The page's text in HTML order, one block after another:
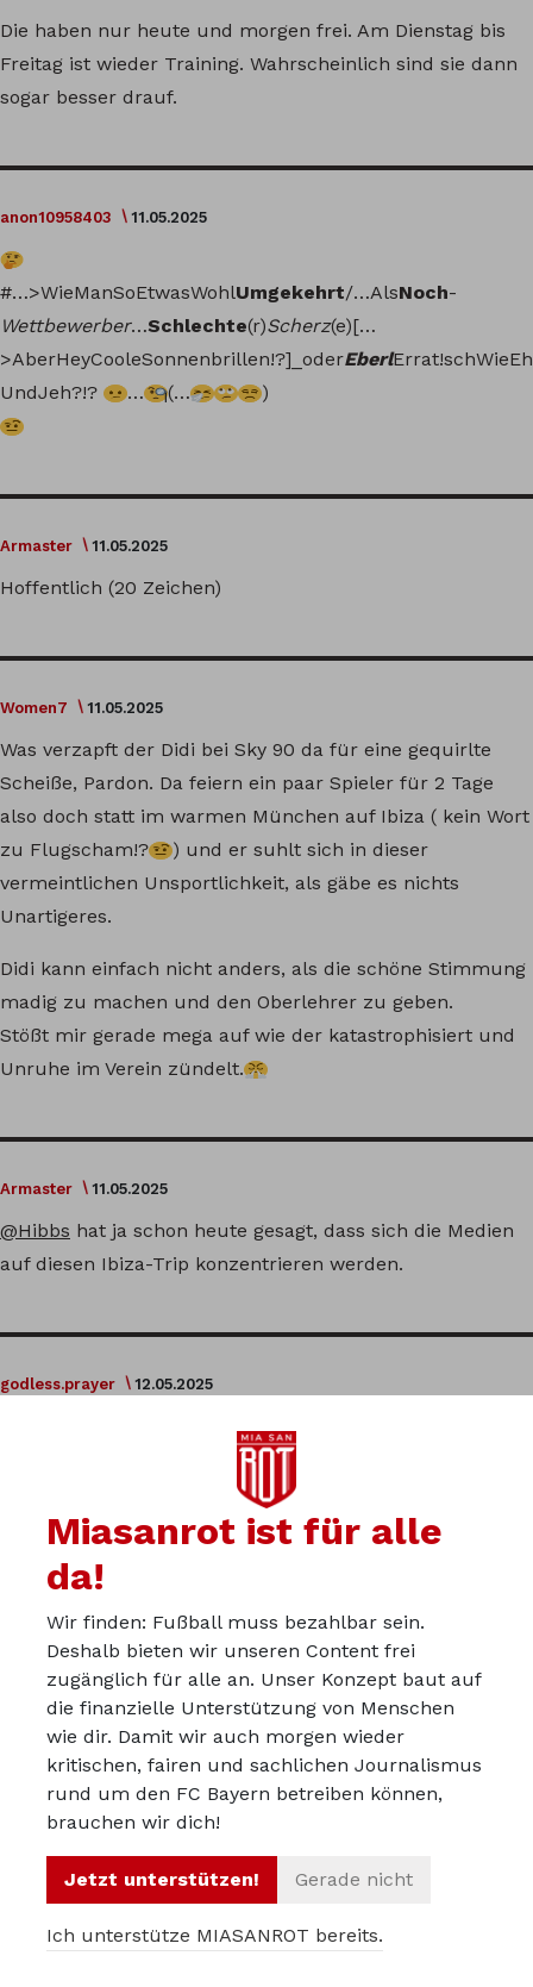
Die haben nur heute und morgen frei. Am Dienstag bis
Freitag ist wieder Training. Wahrscheinlich sind sie dann
sogar besser drauf.
anon10958403 11.05.2025
#…>WieManSoEtwasWohlUmgekehrt/…AlsNoch-
Wettbewerber…Schlechte(r)Scherz(e)[…
>AberHeyCooleSonnenbrillen!?]_oderEberlErrat!schWieEh
UndJeh?!?
… (… )
Armaster 11.05.2025
Hoffentlich (20 Zeichen)
Women7 11.05.2025
Was verzapft der Didi bei Sky 90 da für eine gequirlte
Scheiße, Pardon. Da feiern ein paar Spieler für 2 Tage
also doch statt im warmen München auf Ibiza ( kein Wort
zu Flugscham!?
) und er suhlt sich in dieser
vermeintlichen Unsportlichkeit, als gäbe es nichts
Unartigeres.
Didi kann einfach nicht anders, als die schöne Stimmung
madig zu machen und den Oberlehrer zu geben.
Stößt mir gerade mega auf wie der katastrophisiert und
Unruhe im Verein zündelt.
Armaster 11.05.2025
@Hibbs hat ja schon heute gesagt, dass sich die Medien
auf diesen Ibiza-Trip konzentrieren werden.
godless.prayer 12.05.2025
versuche auch so, alle Sendungen bei Sky zu umgehen,
in denen Didi seine Klappe in Richtung Kamera
aufmachen darf. Das Problem ist halt, dass seine
„Meinungen“ ja auch von vielen anderen Medien
weiterverteilt werden.
Es gibt genug Reaktionen darauf, damit sich das rentiert,
anscheinend.
godless.prayer 12.05.2025
„Didi Hamann kritisiert (mal wieder/wie immer) den FCB
oder einen seiner Angestellten“
Miasanrot ist für alle
da!
Wir finden: Fußball muss bezahlbar sein.
Deshalb bieten wir unseren Content frei
zugänglich für alle an. Unser Konzept baut auf
die finanzielle Unterstützung von Menschen
wie dir. Damit wir auch morgen wieder
kritischen, fairen und sachlichen Journalismus
rund um den FC Bayern betreiben können,
brauchen wir dich!
Jetzt unterstützen! Gerade nicht
Ich unterstütze MIASANROT bereits.